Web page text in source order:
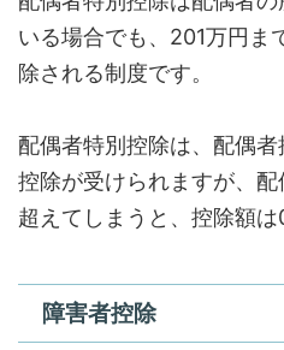
いる場合でも、201万円ま
除される制度です。
配偶者特別控除は、配偶
控除が受けられますが、
超えてしまうと、控除額は
障害者控除